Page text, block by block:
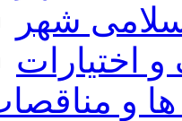
شهر
اختیارات
ها و